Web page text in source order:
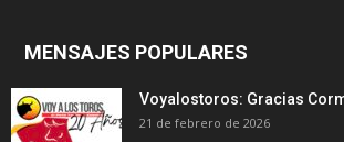
MENSAJES POPULARES
Voyalostoros: Gracias
21 de febrero de 2026